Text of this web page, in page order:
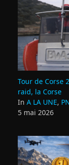
Tour de Corse
raid, la Corse
In A LA UNE,
5 mai 2026